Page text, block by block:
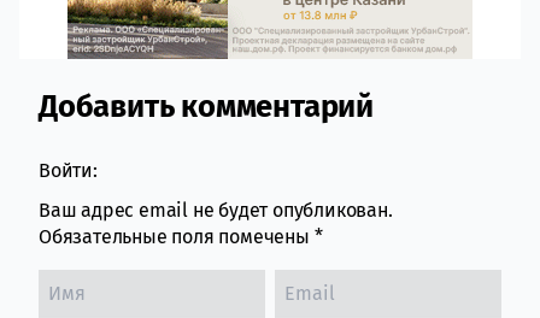
Comment section
Добавить комментарий
Войти:
Ваш адрес email не будет опубликован.
Обязательные поля помечены *